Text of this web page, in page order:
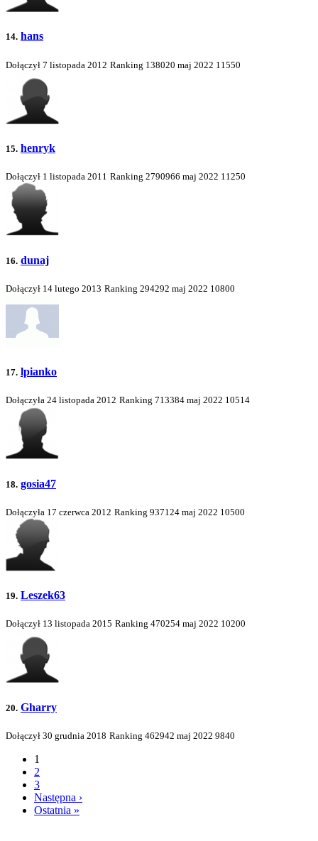
14. hans
Dołączył 7 listopada 2012 Ranking 138020 maj 2022 11550
15. henryk
Dołączył 1 listopada 2011 Ranking 2790966 maj 2022 11250
16. dunaj
Dołączył 14 lutego 2013 Ranking 294292 maj 2022 10800
17. lpianko
Dołączyła 24 listopada 2012 Ranking 713384 maj 2022 10514
18. gosia47
Dołączyła 17 czerwca 2012 Ranking 937124 maj 2022 10500
19. Leszek63
Dołączył 13 listopada 2015 Ranking 470254 maj 2022 10200
20. Gharry
Dołączył 30 grudnia 2018 Ranking 462942 maj 2022 9840
1
2
3
Następna ›
Ostatnia »